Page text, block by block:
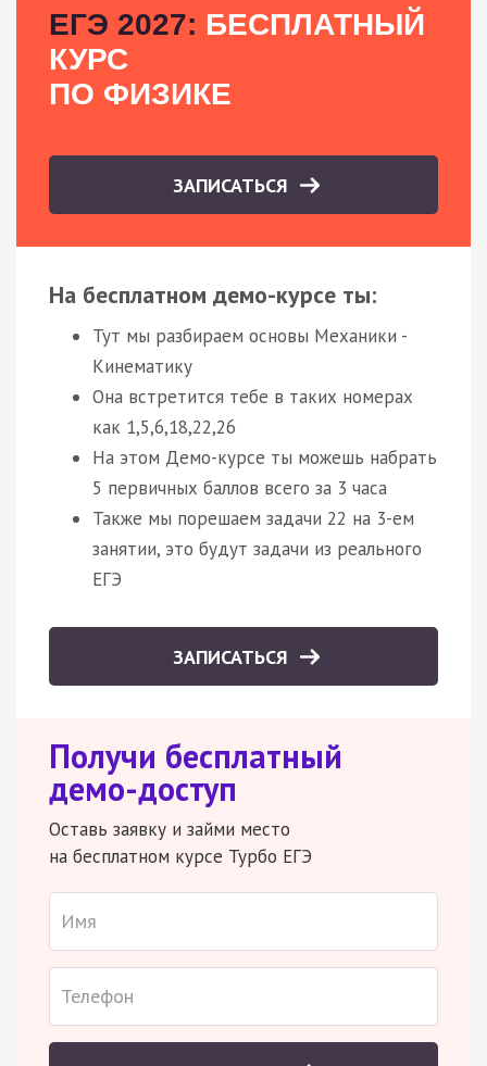
ЕГЭ 2027: БЕСПЛАТНЫЙ
КУРС
ПО ФИЗИКЕ
ЗАПИСАТЬСЯ
На бесплатном демо-курсе ты:
Тут мы разбираем основы Механики -
Кинематику
Она встретится тебе в таких номерах
как 1,5,6,18,22,26
На этом Демо-курсе ты можешь набрать
5 первичных баллов всего за 3 часа
Также мы порешаем задачи 22 на 3-ем
занятии, это будут задачи из реального
ЕГЭ
ЗАПИСАТЬСЯ
Получи бесплатный
демо-доступ
Оставь заявку и займи место
на бесплатном курсе Турбо ЕГЭ